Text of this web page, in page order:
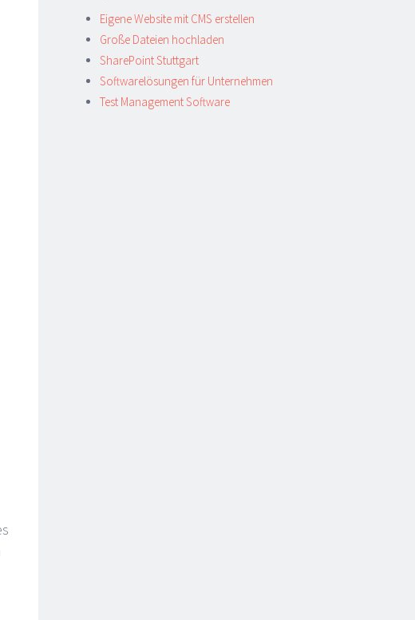
Eigene Website mit CMS erstellen
Große Dateien hochladen
SharePoint Stuttgart
Softwarelösungen für Unternehmen
Test Management Software